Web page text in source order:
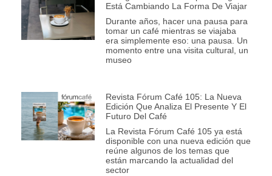
Está Cambiando La Forma De Viajar
Durante años, hacer una pausa para
tomar un café mientras se viajaba
era simplemente eso: una pausa. Un
momento entre una visita cultural, un
museo
Revista Fórum Café 105: La Nueva
Edición Que Analiza El Presente Y El
Futuro Del Café
La Revista Fórum Café 105 ya está
disponible con una nueva edición que
reúne algunos de los temas que
están marcando la actualidad del
sector